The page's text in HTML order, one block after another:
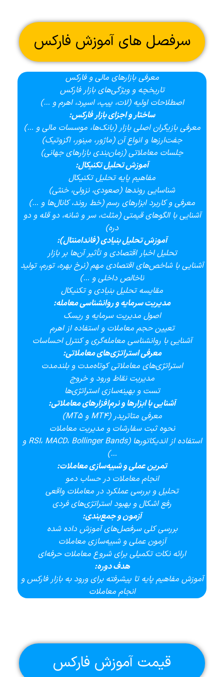
سرفصل های آموزش فارکس
معرفی بازارهای مالی و فارکس
تاریخچه و ویژگی‌های بازار فارکس
اصطلاحات اولیه (لات، پیپ، اسپرد، اهرم و …)
ساختار و اجزای بازار فارکس:
معرفی بازیگران اصلی بازار (بانک‌ها، موسسات مالی و …)
جفت‌ارزها و انواع آن (ماژور، مینور، اگزوتیک)
جلسات معاملاتی (زمان‌بندی بازارهای جهانی)
آموزش تحلیل تکنیکال:
مفاهیم پایه تحلیل تکنیکال
شناسایی روندها (صعودی، نزولی، خنثی)
معرفی و کاربرد ابزارهای رسم (خط روند، کانال‌ها و …)
آشنایی با الگوهای قیمتی (مثلث، سر و شانه، دو قله و دو
دره)
آموزش تحلیل بنیادی (فاندامنتال):
تحلیل اخبار اقتصادی و تأثیر آن‌ها بر بازار
آشنایی با شاخص‌های اقتصادی مهم (نرخ بهره، تورم، تولید
ناخالص داخلی و …)
مقایسه تحلیل بنیادی و تکنیکال
مدیریت سرمایه و روانشناسی معامله:
اصول مدیریت سرمایه و ریسک
تعیین حجم معاملات و استفاده از اهرم
آشنایی با روانشناسی معامله‌گری و کنترل احساسات
معرفی استراتژی‌های معاملاتی:
استراتژی‌های معاملاتی کوتاه‌مدت و بلندمدت
مدیریت نقاط ورود و خروج
تست و بهینه‌سازی استراتژی‌ها
آشنایی با ابزارها و نرم‌افزارهای معاملاتی:
معرفی متاتریدر (MT4 و MT5)
نحوه ثبت سفارشات و مدیریت معاملات
استفاده از اندیکاتورها (RSI، MACD، Bollinger Bands و
…)
تمرین عملی و شبیه‌سازی معاملات:
انجام معاملات در حساب دمو
تحلیل و بررسی عملکرد در معاملات واقعی
رفع اشکال و بهبود استراتژی‌های فردی
آزمون و جمع‌بندی:
بررسی کلی سرفصل‌های آموزش داده شده
آزمون عملی و شبیه‌سازی معاملات
ارائه نکات تکمیلی برای شروع معاملات حرفه‌ای
هدف دوره:
آموزش مفاهیم پایه تا پیشرفته برای ورود به بازار فارکس و
انجام معاملات
قیمت آموزش فارکس